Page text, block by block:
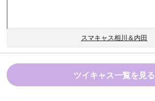
スマキャス相川＆内田
ツイキャス一覧を見る